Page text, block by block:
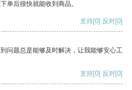
单后很快就能收到商品。
支持[0] 反对[0]
问题总是能够及时解决，让我能够安心工
支持[0] 反对[0]